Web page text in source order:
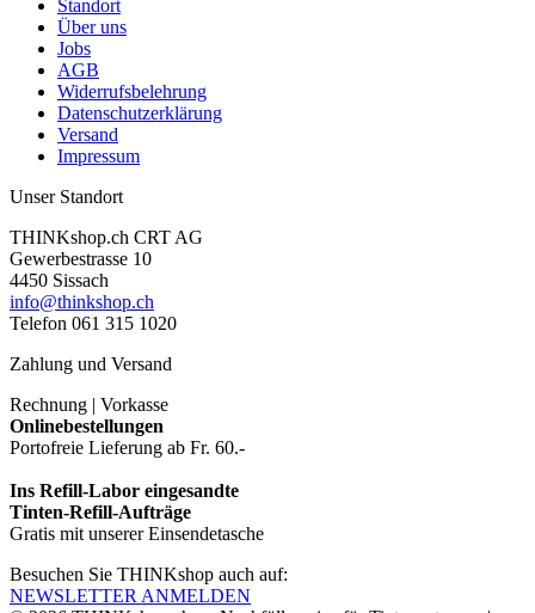
Standort
Über uns
Jobs
AGB
Widerrufsbelehrung
Datenschutzerklärung
Versand
Impressum
Unser Standort
THINKshop.ch CRT AG
Gewerbestrasse 10
4450 Sissach
info@thinkshop.ch
Telefon 061 315 1020
Zahlung und Versand
Rechnung | Vorkasse
Onlinebestellungen
Portofreie Lieferung ab Fr. 60.-
Ins Refill-Labor eingesandte
Tinten-Refill-Aufträge
Gratis mit unserer Einsendetasche
Besuchen Sie THINKshop auch auf:
NEWSLETTER ANMELDEN